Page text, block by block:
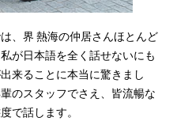
、界 熱海の仲居さんほとんど
が日本語を全く話せないにも
来ることに本当に驚きまし
のスタッフでさえ、皆流暢な
で話します。